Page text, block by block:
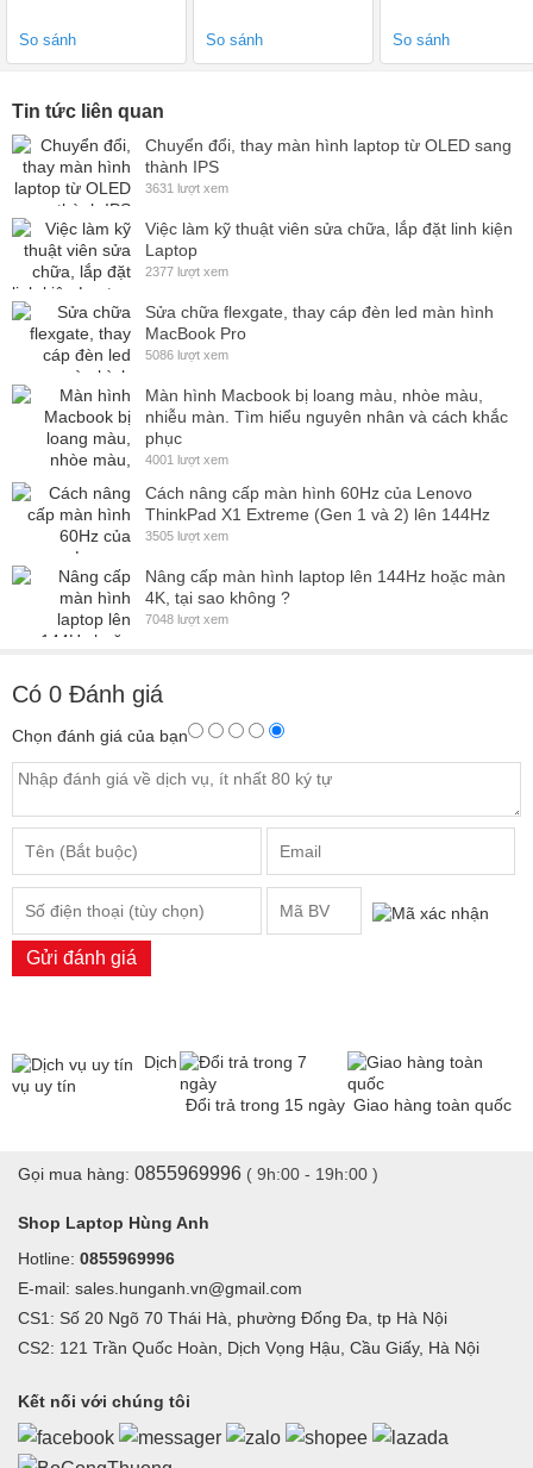
So sánh So sánh So sánh
Tin tức liên quan
Chuyển đổi, thay màn hình laptop từ OLED sang
thành IPS
3631 lượt xem
Việc làm kỹ thuật viên sửa chữa, lắp đặt linh kiện
Laptop
2377 lượt xem
Sửa chữa flexgate, thay cáp đèn led màn hình
MacBook Pro
5086 lượt xem
Màn hình Macbook bị loang màu, nhòe màu,
nhiễu màn. Tìm hiểu nguyên nhân và cách khắc
phục
4001 lượt xem
Cách nâng cấp màn hình 60Hz của Lenovo
ThinkPad X1 Extreme (Gen 1 và 2) lên 144Hz
3505 lượt xem
Nâng cấp màn hình laptop lên 144Hz hoặc màn
4K, tại sao không ?
7048 lượt xem
Có 0 Đánh giá
Chọn đánh giá của bạn
Gửi đánh giá
Dịch
vụ uy tín
Đổi trả trong 15 ngày Giao hàng toàn quốc
Gọi mua hàng: 0855969996 ( 9h:00 - 19h:00 )
Shop Laptop Hùng Anh
Hotline: 0855969996
E-mail: sales.hunganh.vn@gmail.com
CS1: Số 20 Ngõ 70 Thái Hà, phường Đống Đa, tp Hà Nội
CS2: 121 Trần Quốc Hoàn, Dịch Vọng Hậu, Cầu Giấy, Hà Nội
Kết nối với chúng tôi